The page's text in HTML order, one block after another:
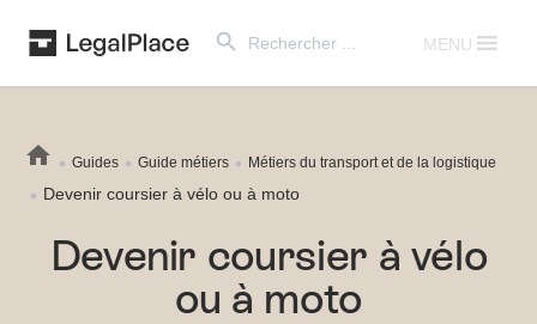
for:
MENU
Guides Guide métiers Métiers du transport et de la logistique
Devenir coursier à vélo ou à moto
Devenir coursier à vélo
ou à moto